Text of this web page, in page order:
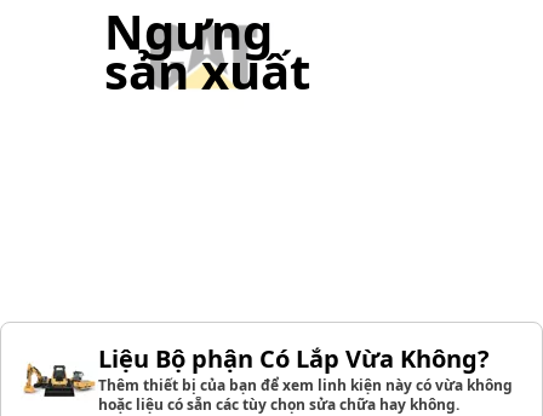
Ngưng
sản xuất
Liệu Bộ phận Có Lắp Vừa Không?
Thêm thiết bị của bạn để xem linh kiện này có vừa không
hoặc liệu có sẵn các tùy chọn sửa chữa hay không.